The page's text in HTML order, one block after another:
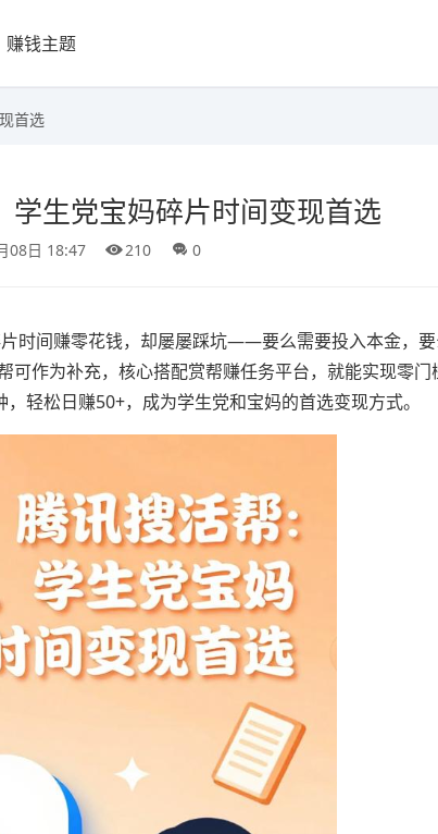
赚钱主题
首选
生党宝妈碎片时间变现首选
08日 18:47 210 0
时间赚零花钱，却屡屡踩坑——要么需要投入本金，
作为补充，核心搭配赏帮赚任务平台，就能实现零门
轻松日赚50+，成为学生党和宝妈的首选变现方式。